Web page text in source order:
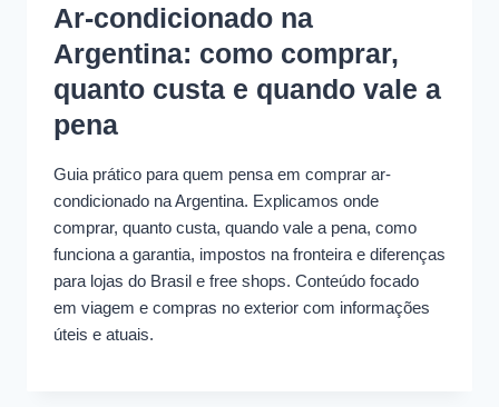
Ar-condicionado na
Argentina: como comprar,
quanto custa e quando vale a
pena
Guia prático para quem pensa em comprar ar-
condicionado na Argentina. Explicamos onde
comprar, quanto custa, quando vale a pena, como
funciona a garantia, impostos na fronteira e diferenças
para lojas do Brasil e free shops. Conteúdo focado
em viagem e compras no exterior com informações
úteis e atuais.